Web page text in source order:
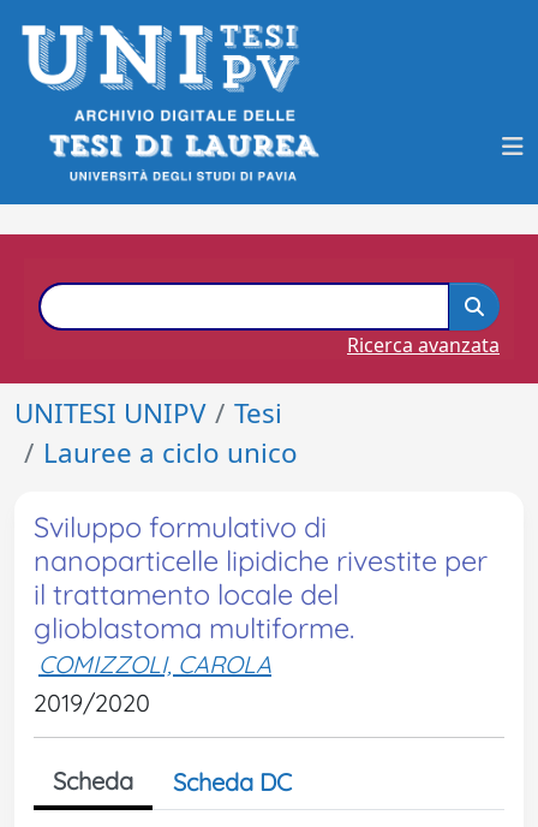
Ricerca avanzata
UNITESI UNIPV
Tesi
Lauree a ciclo unico
Sviluppo formulativo di
nanoparticelle lipidiche rivestite per
il trattamento locale del
glioblastoma multiforme.
COMIZZOLI, CAROLA
2019/2020
Scheda Scheda DC